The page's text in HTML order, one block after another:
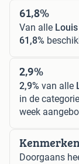
61,8%
Van alle
61,8%
2,9%
2,9% van alle
in de categorie
week
Doorgaans